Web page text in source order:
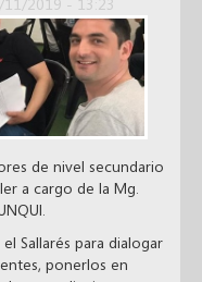
de nivel secundario
a cargo de la Mg.
Sallarés para dialogar
ponerlos en